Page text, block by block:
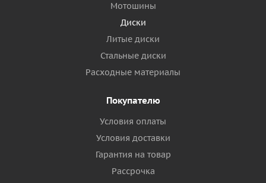
Мотошины
Диски
Литые диски
Стальные диски
Расходные материалы
Покупателю
Условия оплаты
Условия доставки
Гарантия на товар
Рассрочка